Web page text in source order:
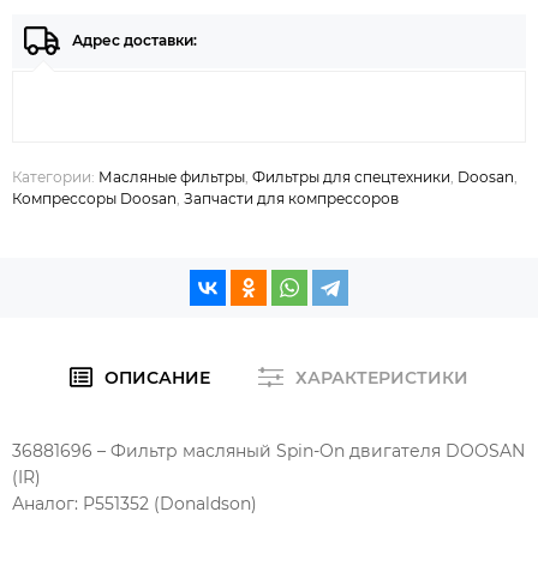
Адрес доставки:
Категории: Масляные фильтры Фильтры для спецтехники Doosan
Компрессоры Doosan Запчасти для компрессоров
ОПИСАНИЕ ХАРАКТЕРИСТИКИ
36881696 – Фильтр масляный Spin-On двигателя DOOSAN
(IR)
Аналог: P551352 (Donaldson)